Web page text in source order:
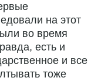
на этот
во время
есть и
и все
тоже